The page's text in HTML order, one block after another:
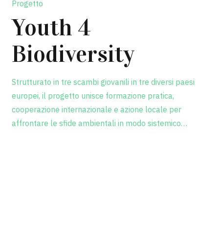
Progetto
Youth 4
Biodiversity
Strutturato in tre scambi giovanili in tre diversi paesi
europei, il progetto unisce formazione pratica,
cooperazione internazionale e azione locale per
affrontare le sfide ambientali in modo sistemico…